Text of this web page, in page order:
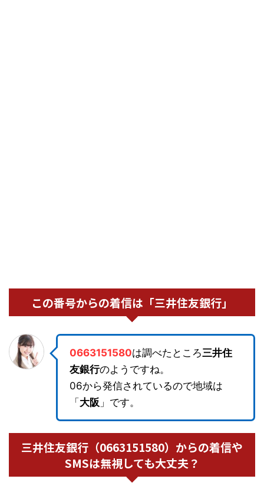
この番号からの着信は「三井住友銀行」
0663151580は調べたところ三井住
友銀行のようですね。
06から発信されているので地域は
「 大阪 」です。
三井住友銀行（0663151580）からの着信や
SMSは無視しても大丈夫？